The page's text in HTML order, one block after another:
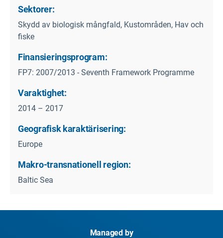
Sektorer:
Skydd av biologisk mångfald, Kustområden, Hav och
fiske
Finansieringsprogram:
FP7: 2007/2013 - Seventh Framework Programme
Varaktighet:
2014 – 2017
Geografisk karaktärisering:
Europe
Makro-transnationell region:
Baltic Sea
Managed by